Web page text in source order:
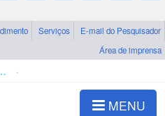
Serviços
E-mail do Pesquisador
Área de imprensa
Vigentes
MENU